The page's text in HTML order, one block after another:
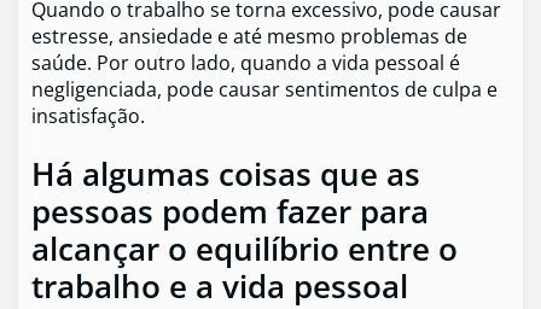
Quando o trabalho se torna excessivo, pode causar
estresse, ansiedade e até mesmo problemas de
saúde. Por outro lado, quando a vida pessoal é
negligenciada, pode causar sentimentos de culpa e
insatisfação.
Há algumas coisas que as
pessoas podem fazer para
alcançar o equilíbrio entre o
trabalho e a vida pessoal